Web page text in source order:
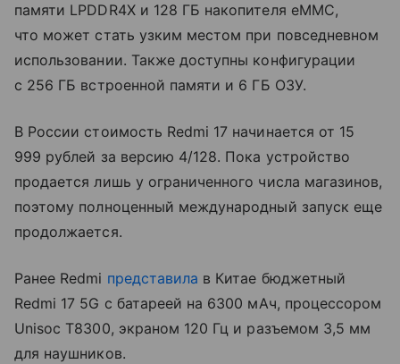
памяти LPDDR4X и 128 ГБ накопителя eMMC,
что может стать узким местом при повседневном
использовании. Также доступны конфигурации
с 256 ГБ встроенной памяти и 6 ГБ ОЗУ.
В России стоимость Redmi 17 начинается от 15
999 рублей за версию 4/128. Пока устройство
продается лишь у ограниченного числа магазинов,
поэтому полноценный международный запуск еще
продолжается.
Ранее Redmi представила в Китае бюджетный
Redmi 17 5G с батареей на 6300 мАч, процессором
Unisoc T8300, экраном 120 Гц и разъемом 3,5 мм
для наушников.